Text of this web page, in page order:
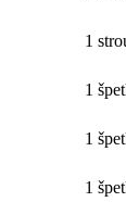
1
1
1
1